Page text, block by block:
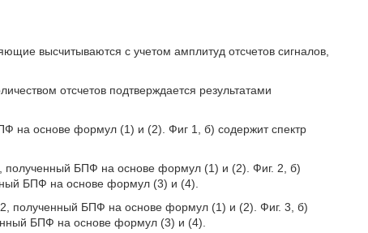
высчитываются с учетом амплитуд отсчетов сигналов,
отсчетов подтверждается результатами
на основе формул (1) и (2). Фиг 1, б) содержит спектр
полученный БПФ на основе формул (1) и (2). Фиг. 2, б)
БПФ на основе формул (3) и (4).
полученный БПФ на основе формул (1) и (2). Фиг. 3, б)
БПФ на основе формул (3) и (4).